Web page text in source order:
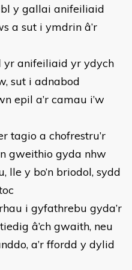
y gallai anifeiliaid
a sut i ymdrin â’r
yr anifeiliaid yr ydych
sut i adnabod
epil a’r camau i’w
tagio a chofrestru’r
gweithio gyda nhw
lle y bo’n briodol, sydd
i gyfathrebu gyda’r
â’ch gwaith, neu
a’r ffordd y dylid